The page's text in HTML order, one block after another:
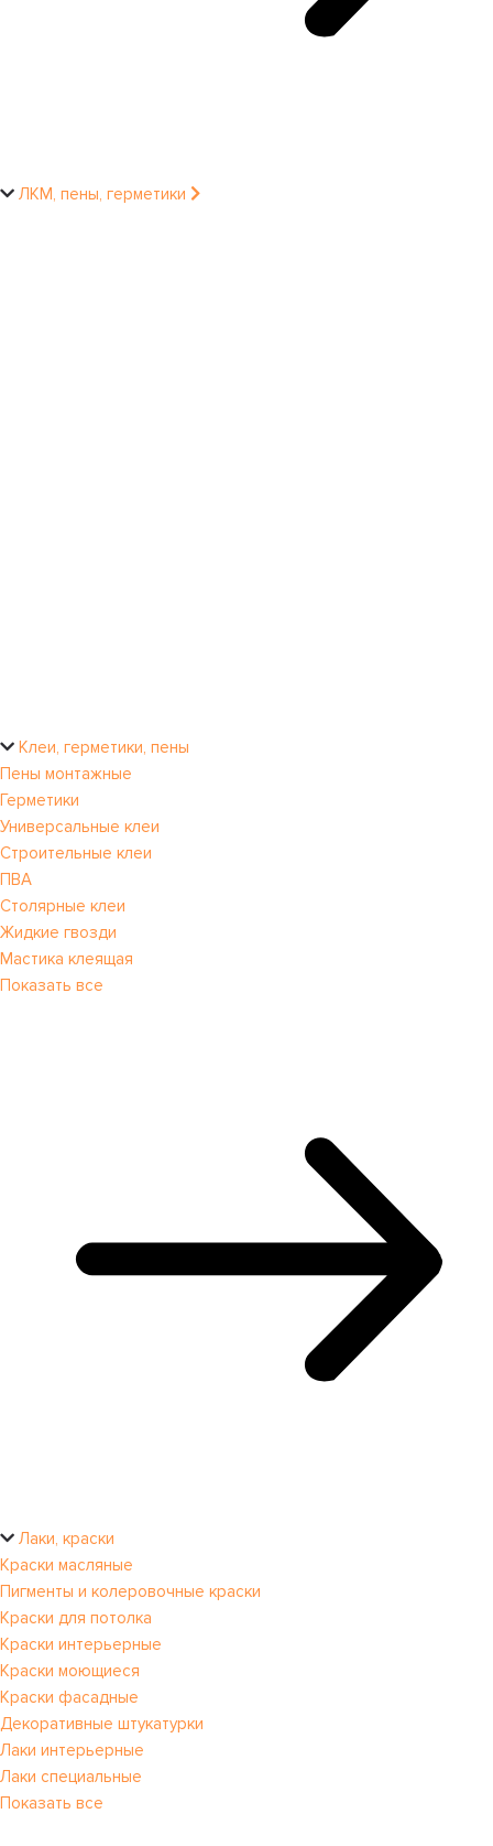
ЛКМ, пены, герметики
Клеи, герметики, пены
Пены монтажные
Герметики
Универсальные клеи
Строительные клеи
ПВА
Столярные клеи
Жидкие гвозди
Мастика клеящая
Показать все
Лаки, краски
Краски масляные
Пигменты и колеровочные краски
Краски для потолка
Краски интерьерные
Краски моющиеся
Краски фасадные
Декоративные штукатурки
Лаки интерьерные
Лаки специальные
Показать все